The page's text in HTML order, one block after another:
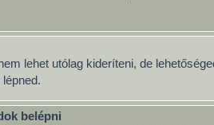
lehet utólag kideríteni, de
belépni